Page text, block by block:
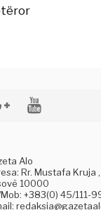
Alo
Rr. Mustafa Kruja
10000
+383(0) 45/111-